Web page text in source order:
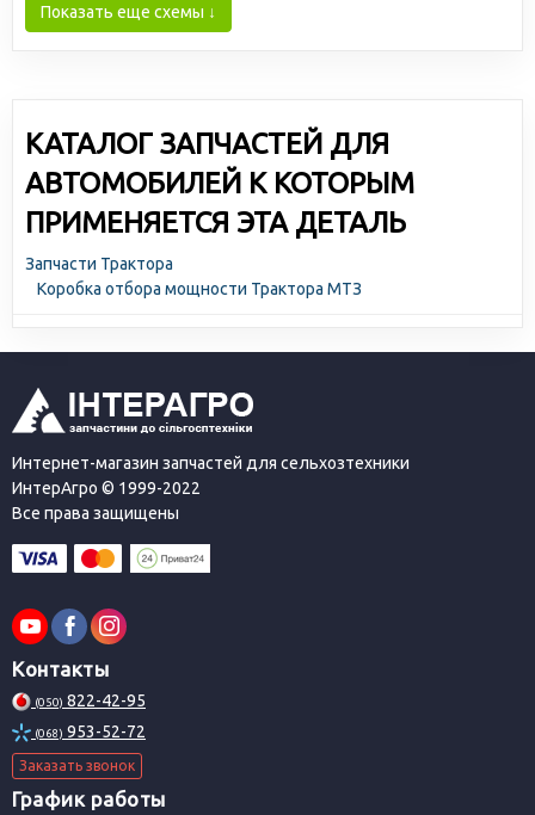
Показать еще схемы ↓
КАТАЛОГ ЗАПЧАСТЕЙ ДЛЯ
АВТОМОБИЛЕЙ К КОТОРЫМ
ПРИМЕНЯЕТСЯ ЭТА ДЕТАЛЬ
Запчасти Трактора
Коробка отбора мощности Трактора МТЗ
Интернет-магазин запчастей для сельхозтехники
ИнтерАгро © 1999-2022
Все права защищены
Контакты
(050) 822-42-95
(068) 953-52-72
Заказать звонок
График работы